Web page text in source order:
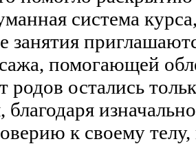
система
занятия
помогающей
родов остались
благодаря
к своему телу,